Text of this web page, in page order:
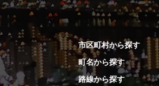
市区町村から探す
町名から探す
路線から探す